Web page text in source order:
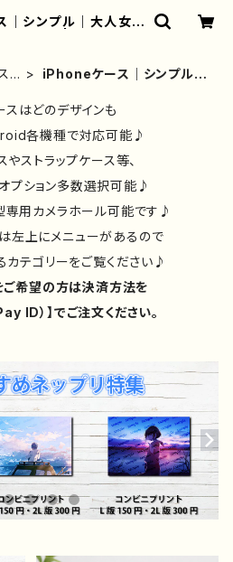
シンプル｜大人女子
ーター/グッズ/人気/後
｜雑貨屋アリうさ
iPhoneケース｜シンプル｜
いい
スはどのデザインも
各機種で対応可能♪
やストラップケース等、
プション多数選択可能♪
用カメラホール可能です♪
左上にメニューがあるので
カテゴリーをご覧ください♪
ご希望の方は決済方法を
ID）】でご注文ください。